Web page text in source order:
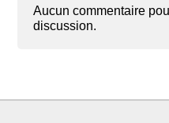
Aucun commentaire
discussion.